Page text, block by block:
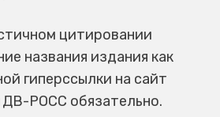
цитировании
названия издания как
гиперссылки на сайт
РОСС обязательно.